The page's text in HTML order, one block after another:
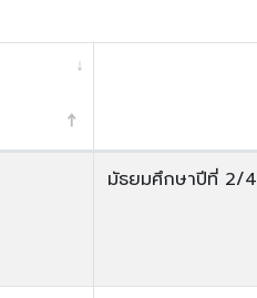
มัธยมศึกษาปีที่ 2/4